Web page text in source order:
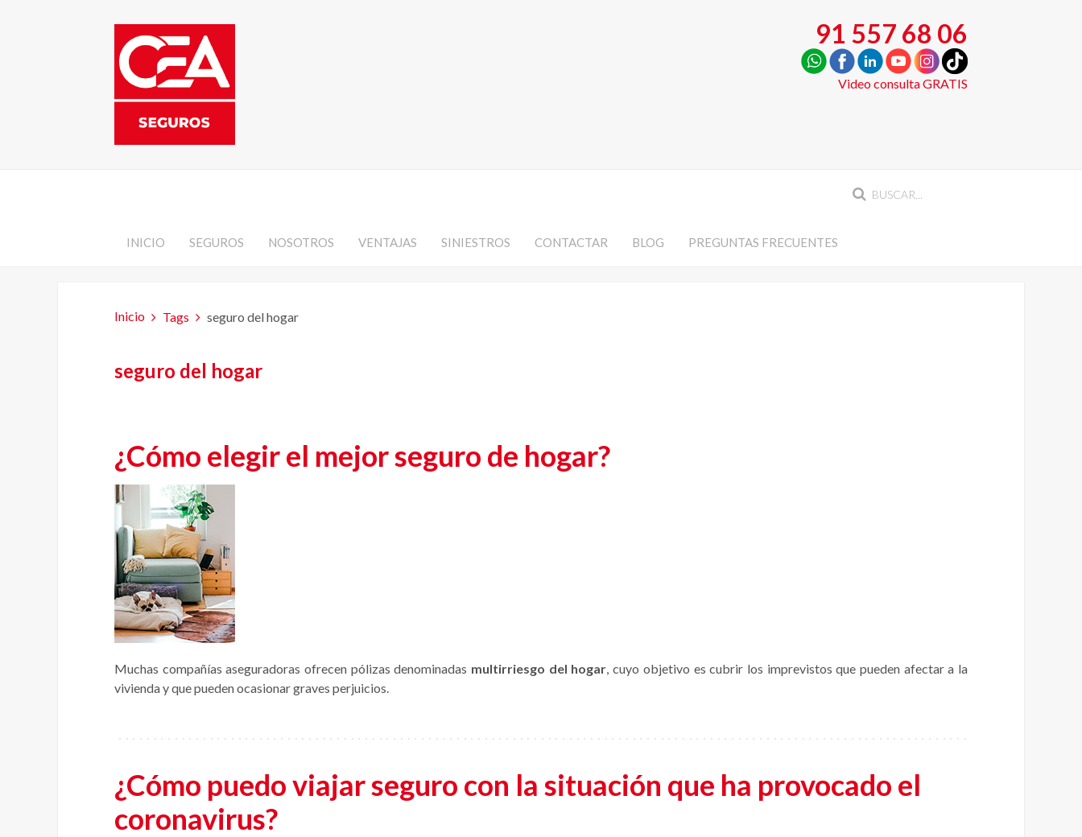
91 557 68 06
Video consulta GRATIS
INICIO SEGUROS NOSOTROS VENTAJAS SINIESTROS CONTACTAR BLOG PREGUNTAS FRECUENTES
Inicio Tags seguro del hogar
seguro del hogar
¿Cómo elegir el mejor seguro de hogar?
Muchas compañías aseguradoras ofrecen pólizas denominadas multirriesgo del hogar, cuyo objetivo es cubrir los imprevistos que pueden afectar a la
vivienda y que pueden ocasionar graves perjuicios.
¿Cómo puedo viajar seguro con la situación que ha provocado el
coronavirus?